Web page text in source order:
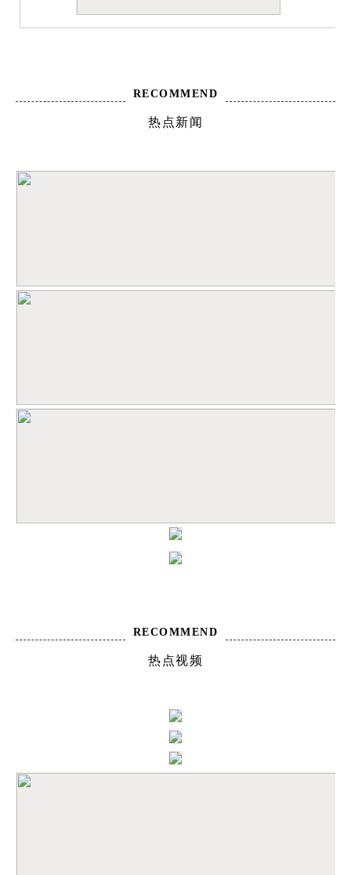
RECOMMEND
热点新闻
RECOMMEND
热点视频